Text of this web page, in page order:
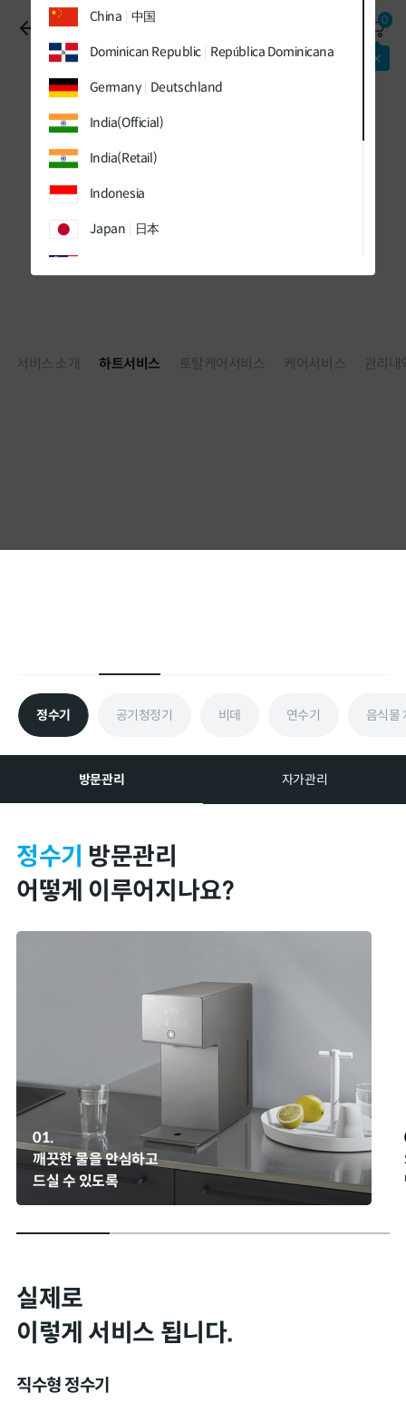
메뉴
바로가기
바로가기
바로가기
제품 관리 서비스 0
패키지최대 할인적용중!
서비스 소개 하트서비스 토탈케어서비스 케어서비스 관리내
정수기 공기청정기 비데 연수기 음식물
방문관리 자가관리
정수기 방문관리
어떻게 이루어지나요?
01.
깨끗한 물을 안심하고
드실 수 있도록
실제로
이렇게 서비스 됩니다.
직수형 정수기
China 中国
Dominican Republic República Dominicana
Germany Deutschland
India(Official)
India(Retail)
Indonesia
Japan 日本
UK